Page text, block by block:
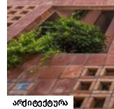
არქიტექტურა